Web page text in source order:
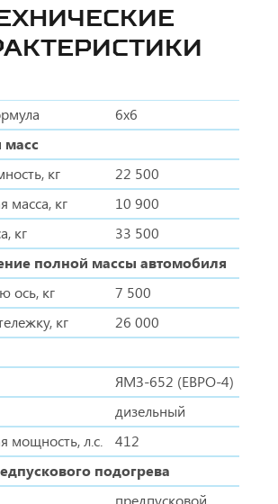
6х6
кг
22 500
масса, кг
10 900
кг
33 500
полной массы автомобиля
ось, кг
7 500
кг
26 000
ЯМЗ-652 (ЕВРО-4)
дизельный
мощность, л.с.
412
подогрева